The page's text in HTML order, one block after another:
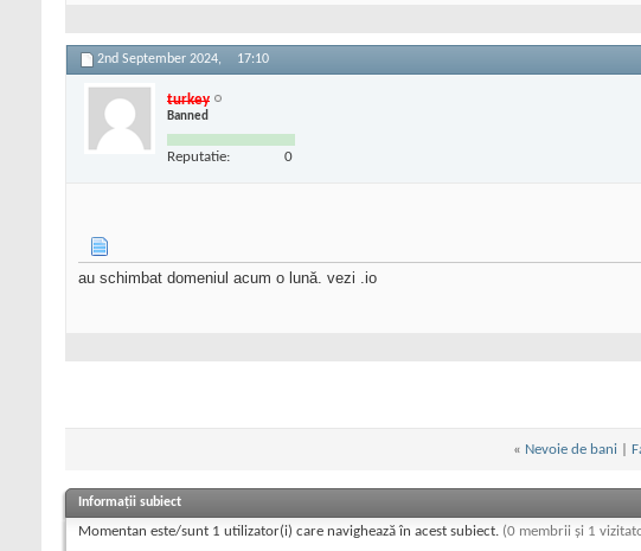
2nd September 2024, 17:10
turkey
Banned
Reputatie: 0
au schimbat domeniul acum o lună. vezi .io
« Nevoie de bani
Informații subiect
Momentan este/sunt 1 utilizator(i) care navighează în acest subiect. (0 membrii și 1